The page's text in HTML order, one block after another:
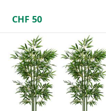
CHF 50